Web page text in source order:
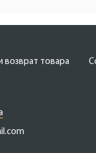
возврат товара